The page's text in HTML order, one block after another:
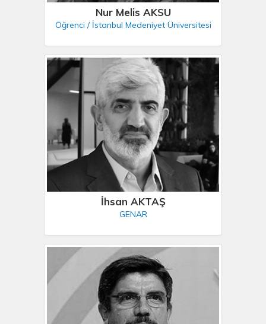
Nur Melis AKSU
Öğrenci / İstanbul Medeniyet Üniversitesi
İhsan AKTAŞ
GENAR